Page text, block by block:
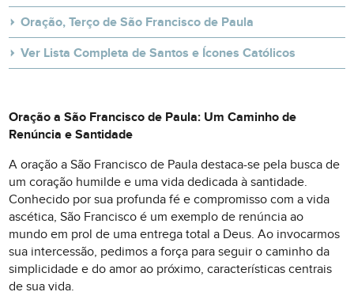
Oração, Terço de São Francisco de Paula
Ver Lista Completa de Santos e Ícones Católicos
Oração a São Francisco de Paula: Um Caminho de
Renúncia e Santidade
A oração a São Francisco de Paula destaca-se pela busca de
um coração humilde e uma vida dedicada à santidade.
Conhecido por sua profunda fé e compromisso com a vida
ascética, São Francisco é um exemplo de renúncia ao
mundo em prol de uma entrega total a Deus. Ao invocarmos
sua intercessão, pedimos a força para seguir o caminho da
simplicidade e do amor ao próximo, características centrais
de sua vida.